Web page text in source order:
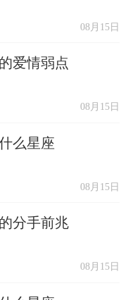
08月15日
爱情弱点
08月15日
么星座
08月15日
分手前兆
08月15日